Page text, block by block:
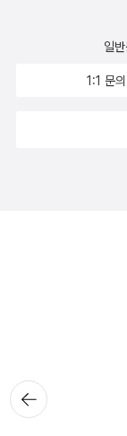
뒤로가
기
일
1:1 문의